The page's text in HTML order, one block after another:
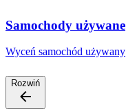
Samochody używane
Wyceń samochód używany
Rozwiń